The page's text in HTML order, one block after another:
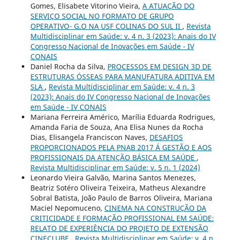
Gomes, Elisabete Vitorino Vieira, A ATUAÇÃO DO
SERVIÇO SOCIAL NO FORMATO DE GRUPO
OPERATIVO- G.O NA USF COLINAS DO SUL II , Revista
Multidisciplinar em Saúde: v. 4 n. 3 (2023): Anais do IV
Congresso Nacional de Inovações em Saúde - IV
CONAIS
Daniel Rocha da Silva, PROCESSOS EM DESIGN 3D DE
ESTRUTURAS ÓSSEAS PARA MANUFATURA ADITIVA EM
SLA , Revista Multidisciplinar em Saúde: v. 4 n. 3
(2023): Anais do IV Congresso Nacional de Inovações
em Saúde - IV CONAIS
Mariana Ferreira Américo, Marília Eduarda Rodrigues,
Amanda Faria de Souza, Ana Elisa Nunes da Rocha
Dias, Elisangela Franciscon Naves, DESAFIOS
PROPORCIONADOS PELA PNAB 2017 Á GESTÃO E AOS
PROFISSIONAIS DA ATENÇÃO BÁSICA EM SAÚDE ,
Revista Multidisciplinar em Saúde: v. 5 n. 1 (2024)
Leonardo Vieira Galvão, Marina Santos Menezes,
Beatriz Sotéro Oliveira Teixeira, Matheus Alexandre
Sobral Batista, João Paulo de Barros Oliveira, Mariana
Maciel Nepomuceno, CINEMA NA CONSTRUÇÃO DA
CRITICIDADE E FORMAÇÃO PROFISSIONAL EM SAÚDE:
RELATO DE EXPERIÊNCIA DO PROJETO DE EXTENSÃO